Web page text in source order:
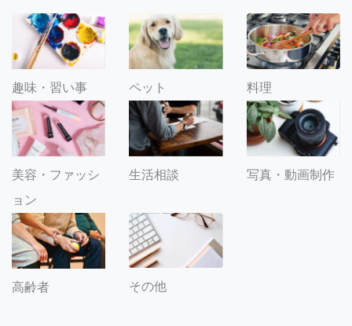
趣味・習い事 ペット 料理
美容・ファッシ
ョン
生活相談 写真・動画制作
高齢者 その他